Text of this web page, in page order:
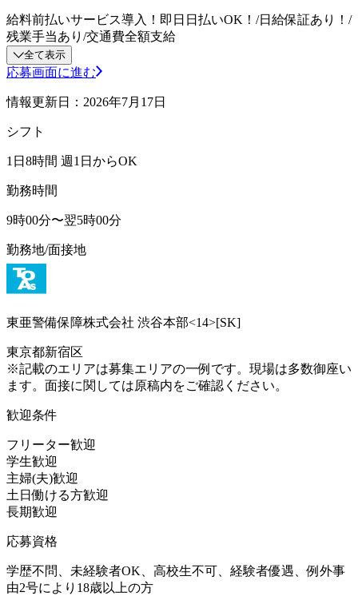
給料前払いサービス導入！即日日払いOK！/日給保証あり！/
残業手当あり/交通費全額支給
全て表示
応募画面に進む
情報更新日：2026年7月17日
シフト
1日8時間 週1日からOK
勤務時間
9時00分〜翌5時00分
勤務地/面接地
東亜警備保障株式会社 渋谷本部<14>[SK]
東京都新宿区
※記載のエリアは募集エリアの一例です。現場は多数御座い
ます。面接に関しては原稿内をご確認ください。
歓迎条件
フリーター歓迎
学生歓迎
主婦(夫)歓迎
土日働ける方歓迎
長期歓迎
応募資格
学歴不問、未経験者OK、高校生不可、経験者優遇、例外事
由2号により18歳以上の方